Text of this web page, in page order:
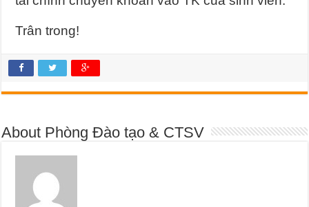
Trân trong!
About Phòng Đào tạo & CTSV